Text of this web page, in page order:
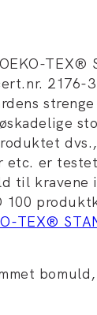
TEX®
2176-
etc. er
til kravene
100
TEX®
bomuld,